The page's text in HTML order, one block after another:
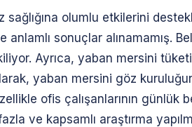
olumlu etkilerini
sonuçlar alınamamış.
Ayrıca, yaban mersini
yaban mersini göz
ofis çalışanlarının günlük
ve kapsamlı araştırma